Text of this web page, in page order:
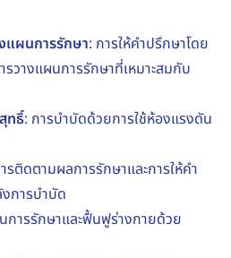
แผนการรักษา: การให้คำปรึกษาโดย
วางแผนการรักษาที่เหมาะสมกับ
ทธิ์: การบำบัดด้วยการใช้ห้องแรงดัน
รติดตามผลการรักษาและการให้คำ
การบำบัด
การรักษาและฟื้นฟูร่างกายด้วย